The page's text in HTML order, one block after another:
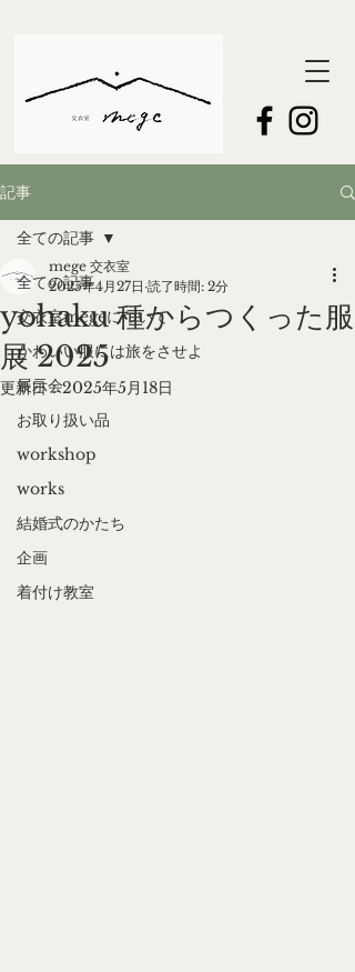
記事
全ての記事
交衣室megeについて
かわいい服には旅をさせよ
展示会
お取り扱い品
workshop
works
結婚式のかたち
企画
着付け教室
全ての記事
yohaku 種からつくった服
展 2025
mege 交衣室
2025年4月27日 読了時間: 2分
更新日：2025年5月18日